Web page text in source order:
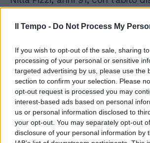
Il Tempo - Do Not Process My
If you wish to opt-out of the sale, sharing
processing of your personal or sensitive
targeted advertising by us, please use the
section to confirm your selection. Please
opt-out request is processed you may
interest-based ads based on personal
us or personal information disclosed to
your opt-out. You may separately opt-out
disclosure of your personal information by
rose e colombe, cinque metri
boys a reggerlo, i fans (alcuni
ad assediarla fuori dall'albergo.
intonata, e dire che la sua
cominciata al tempo dei
degli sms da televoto. C'è la
tempo si sia davvero fermato,
bene e nel male, è così.